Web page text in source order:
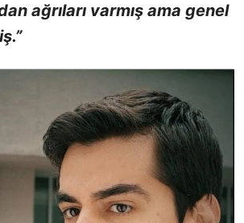
ağrıları varmış ama genel